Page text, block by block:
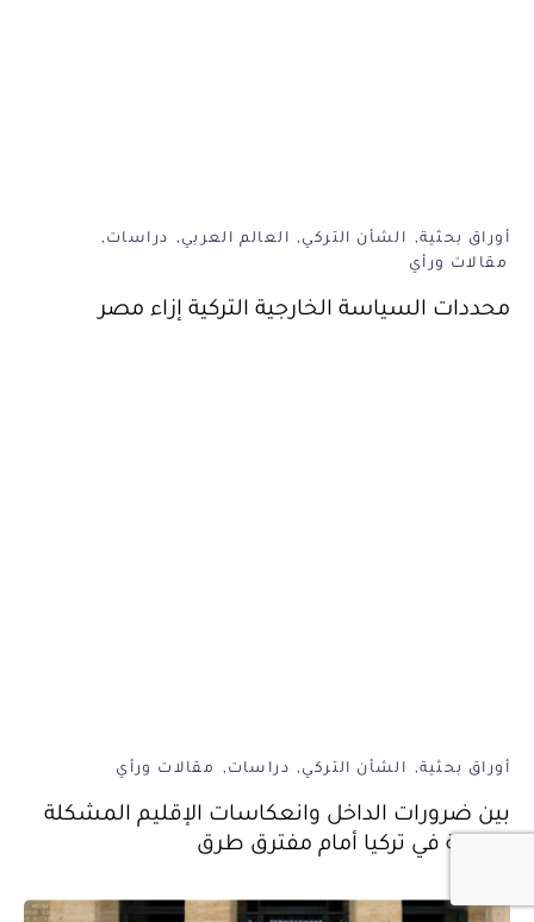
أوراق بحثية الشأن التركي العالم العربي
دراسات
مقالات ورأي
محددات السياسة الخارجية التركية إزاء مصر
أوراق بحثية الشأن التركي دراسات مقالات ورأي
بين ضرورات الداخل وانعكاسات الإقليم المشكلة
الكردية في تركيا أمام مفترق طرق